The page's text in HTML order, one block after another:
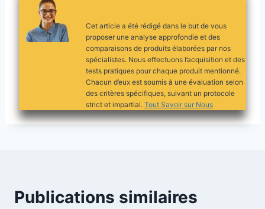
Cet article a été rédigé dans le but de vous
proposer une analyse approfondie et des
comparaisons de produits élaborées par nos
spécialistes. Nous effectuons l’acquisition et des
tests pratiques pour chaque produit mentionné.
Chacun d’eux est soumis à une évaluation selon
des critères spécifiques, suivant un protocole
strict et impartial. Tout Savoir sur Nous
Publications similaires